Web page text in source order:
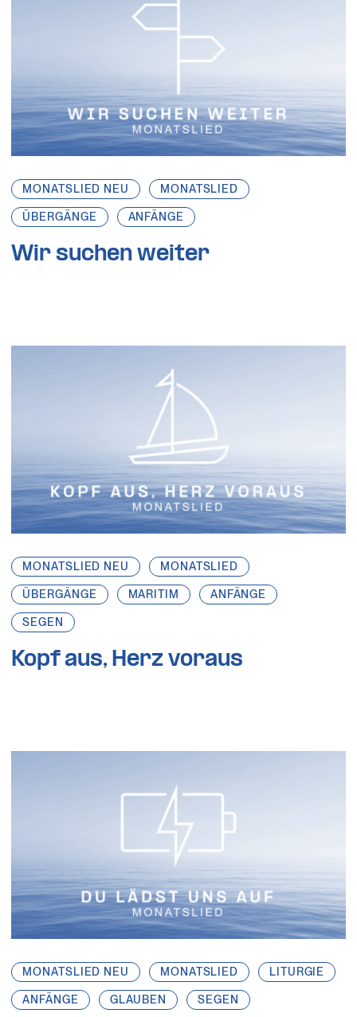
MONATSLIED NEU MONATSLIED
ÜBERGÄNGE ANFÄNGE
Wir suchen weiter
MONATSLIED NEU MONATSLIED
ÜBERGÄNGE MARITIM ANFÄNGE
SEGEN
Kopf aus, Herz voraus
MONATSLIED NEU MONATSLIED LITURGIE
ANFÄNGE GLAUBEN SEGEN